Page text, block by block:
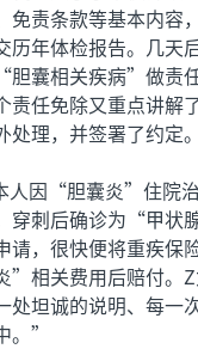
免责条款等基本内容
历年体检报告。几天
胆囊相关疾病”做责
责任免除又重点讲解
理，并签署了约定。
人因“胆囊炎”住院
穿刺后确诊为“甲状
请，很快便将重疾保
”相关费用后赔付。
处坦诚的说明、每一
。”